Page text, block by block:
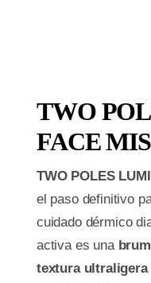
TWO
FACE
TWO POLES
el paso definitivo
cuidado dérmico
activa es una
textura